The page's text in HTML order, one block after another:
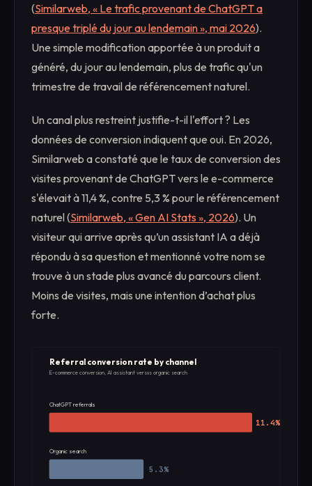
(Similarweb, « Le trafic provenant de ChatGPT a
presque triplé du jour au lendemain », mai 2026).
Une simple modification apportée à un produit a
généré, du jour au lendemain, plus de trafic qu'un
trimestre de travail de référencement naturel.
Un canal plus restreint justifie-t-il l'effort ? Les
données de conversion indiquent que oui. En 2026,
Similarweb a constaté que le taux de conversion des
visites provenant de ChatGPT vers le e-commerce
s'élevait à 11,4 %, contre 5,3 % pour le référencement
naturel (Similarweb, « Gen AI Stats », 2026). Un
visiteur qui arrive après qu’un assistant IA a déjà
répondu à sa question et mentionné votre nom se
trouve à un stade plus avancé du parcours client.
Moins de visites, mais une intention d’achat plus
forte.
Referral conversion rate by channel
E-commerce conversion, AI assistant versus organic search
ChatGPT referrals
11.4%
Organic search
5.3%